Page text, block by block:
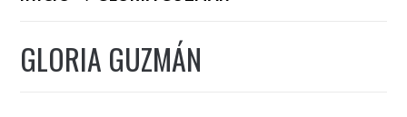
contenido
GLORIA GUZMÁN